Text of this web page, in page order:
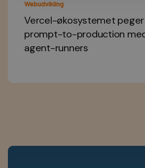
Webudvikling
Vercel-økosystemet
prompt-to-production med
agent-runners